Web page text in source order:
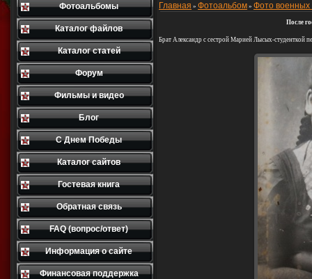
Фотоальбомы
Каталог файлов
Каталог статей
Форум
Фильмы и видео
Блог
С Днем Победы
Каталог сайтов
Гостевая книга
Обратная связь
FAQ (вопрос/ответ)
Информация о сайте
Финансовая поддержка
Главная » Фотоальбом » Фото военных
После
Брат Александр с сестрой Марией Лысых-студенткой